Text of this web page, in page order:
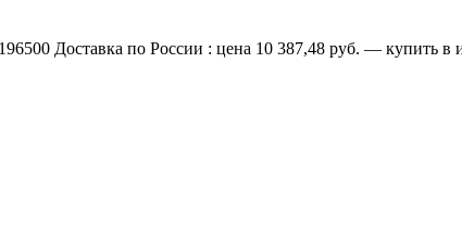
Доставка по России : цена 10 387,48 руб. — купить в